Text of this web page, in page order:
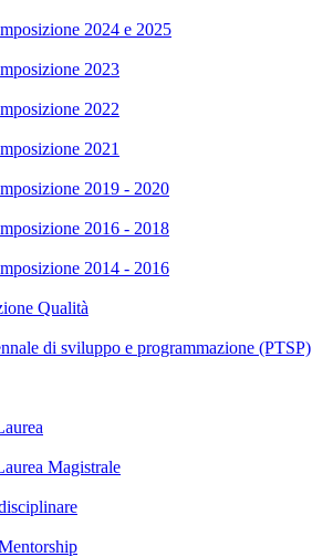
2024 e 2025
2023
2022
2021
2019 - 2020
2016 - 2018
2014 - 2016
Qualità
di sviluppo e programmazione (PTSP)
Magistrale